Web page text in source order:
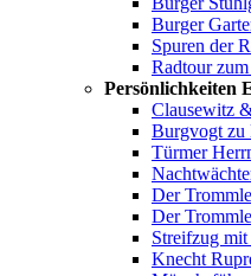
Burger
Spuren der
Radtour
Persönlichkeiten
Clausewitz
Burgvogt zu
Türmer
Der
Der
Streifzug
Knecht